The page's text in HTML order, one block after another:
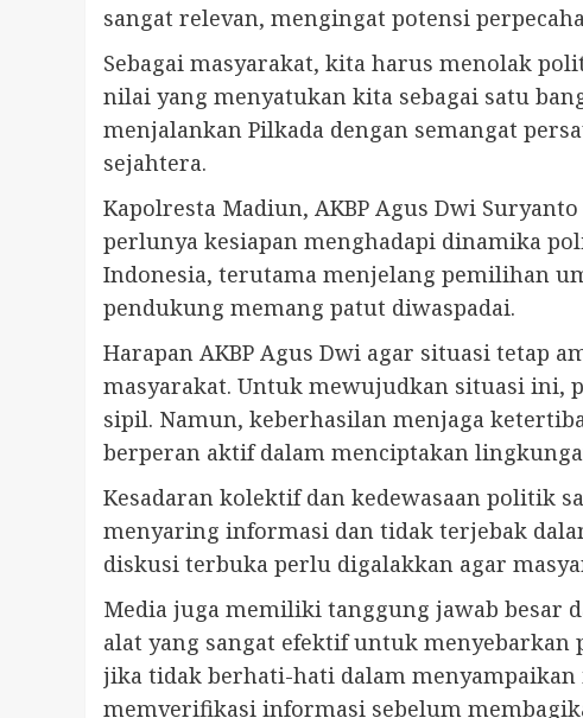
sangat relevan, mengingat potensi
Sebagai masyarakat, kita harus menolak
nilai yang menyatukan kita sebagai satu
menjalankan Pilkada dengan semangat
sejahtera.
Kapolresta Madiun, AKBP Agus Dwi
perlunya kesiapan menghadapi dinamika
Indonesia, terutama menjelang pemilihan
pendukung memang patut diwaspadai.
Harapan AKBP Agus Dwi agar situasi tetap
masyarakat. Untuk mewujudkan situasi ini,
sipil. Namun, keberhasilan menjaga
berperan aktif dalam menciptakan
Kesadaran kolektif dan kedewasaan politik
menyaring informasi dan tidak terjebak
diskusi terbuka perlu digalakkan agar
Media juga memiliki tanggung jawab besar
alat yang sangat efektif untuk
jika tidak berhati-hati dalam
memverifikasi informasi sebelum